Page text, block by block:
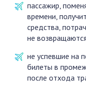
пассажир,
времени,
средства,
не
не успевшие на
билеты в
после отхода